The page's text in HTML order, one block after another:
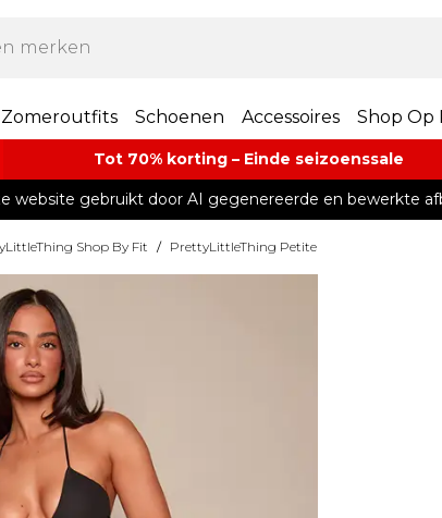
Zomeroutfits Schoenen Accessoires Shop Op
Tot 70% korting – Einde seizoenssale
website gebruikt door AI gegenereerde en bewerkte
Shop By Fit / PrettyLittleThing Petite